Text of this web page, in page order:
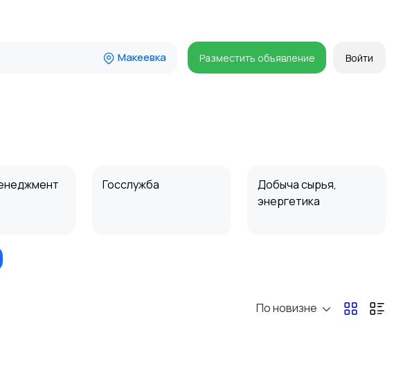
Макеевка Разместить объявление Войти
Госслужба
Добыча сырья,
энергетика
По новизне